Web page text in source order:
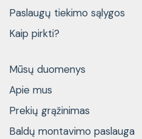
Paslaugų tiekimo sąlygos
Kaip pirkti?
Mūsų duomenys
Apie mus
Prekių grąžinimas
Baldų montavimo paslauga